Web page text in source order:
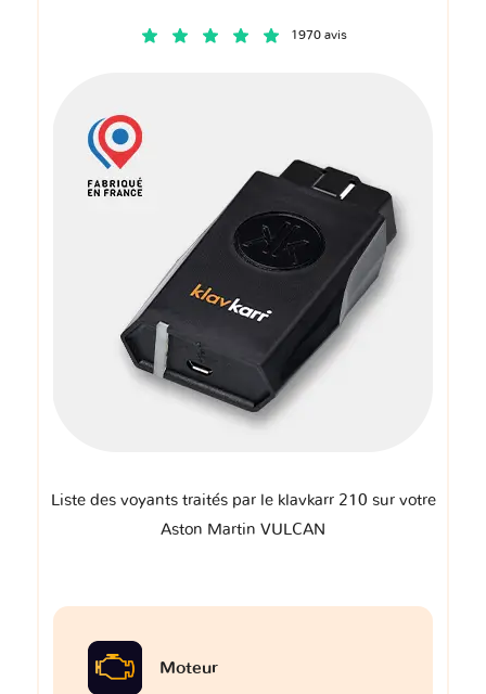
1970 avis
Liste des voyants traités par le klavkarr 210 sur votre
Aston Martin VULCAN
Moteur